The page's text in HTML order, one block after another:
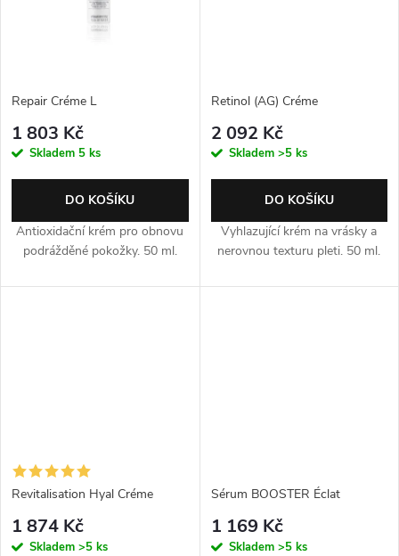
Repair Créme L
1 803 Kč
Skladem 5 ks
DO KOŠÍKU
Antioxidační krém pro obnovu
podrážděné pokožky. 50 ml.
Retinol (AG) Créme
2 092 Kč
Skladem >5 ks
DO KOŠÍKU
Vyhlazující krém na vrásky a
nerovnou texturu pleti. 50 ml.
Revitalisation Hyal Créme
1 874 Kč
Skladem >5 ks
Sérum BOOSTER Éclat
1 169 Kč
Skladem >5 ks